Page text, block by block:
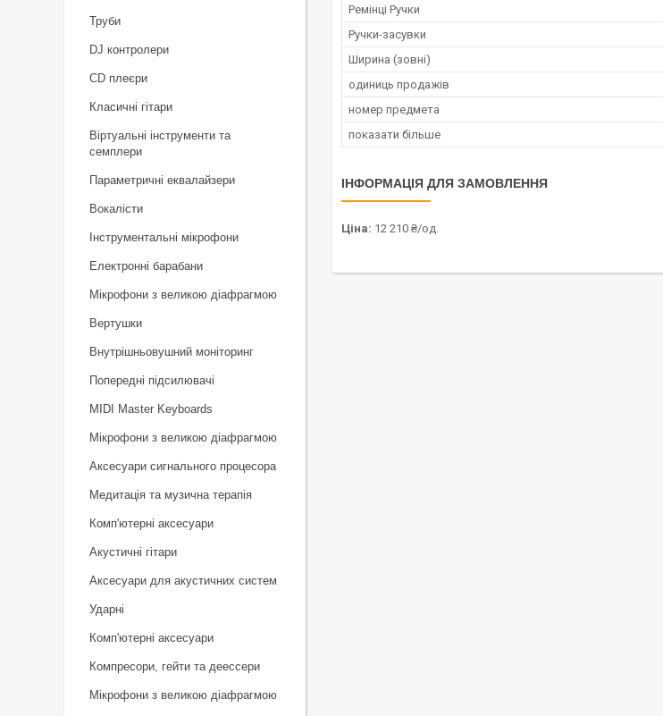
Ремінці Ручки
Ручки-засувки
Ширина (зовні)
одиниць продажів
номер предмета
показати більше
ІНФОРМАЦІЯ ДЛЯ ЗАМОВЛЕННЯ
Ціна: 12 210 ₴/од.
Труби
DJ контролери
CD плеєри
Класичні гітари
Віртуальні інструменти та
семплери
Параметричні еквалайзери
Вокалісти
Інструментальні мікрофони
Електронні барабани
Мікрофони з великою діафрагмою
Вертушки
Внутрішньовушний моніторинг
Попередні підсилювачі
MIDI Master Keyboards
Мікрофони з великою діафрагмою
Аксесуари сигнального процесора
Медитація та музична терапія
Комп'ютерні аксесуари
Акустичні гітари
Аксесуари для акустичних систем
Ударні
Комп'ютерні аксесуари
Компресори, гейти та деессери
Мікрофони з великою діафрагмою